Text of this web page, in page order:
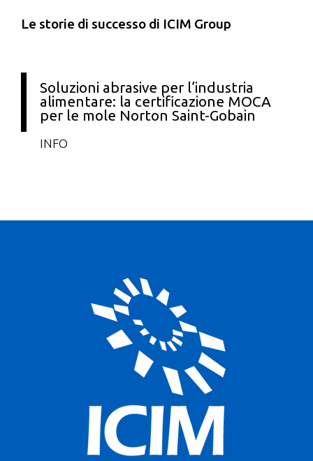
Le storie di successo di ICIM Group
Soluzioni abrasive per l’industria
alimentare: la certificazione MOCA
per le mole Norton Saint-Gobain
INFO